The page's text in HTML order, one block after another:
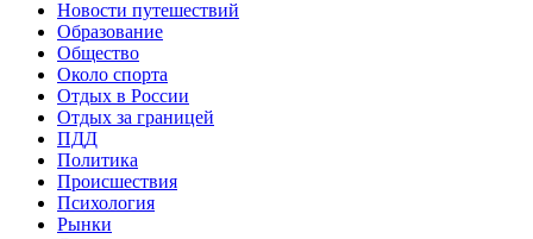
Новости путешествий
Образование
Общество
Около спорта
Отдых в России
Отдых за границей
ПДД
Политика
Происшествия
Психология
Рынки